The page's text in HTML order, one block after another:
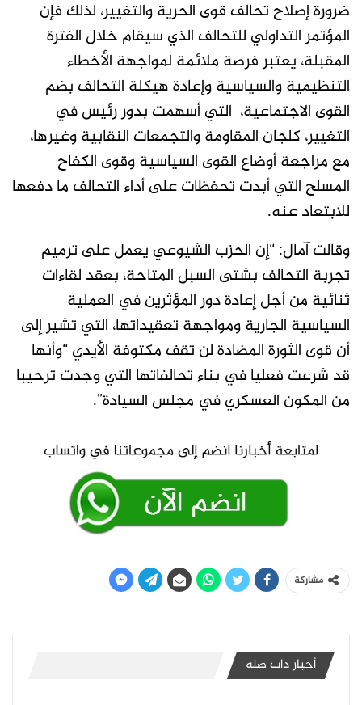
ضرورة إصلاح تحالف قوى الحرية والتغيير، لذلك فإن
المؤتمر التداولي للتحالف الذي سيقام خلال الفترة
المقبلة، يعتبر فرصة ملائمة لمواجهة الأخطاء
التنظيمية والسياسية وإعادة هيكلة التحالف بضم
القوى الاجتماعية، التي أسهمت بدور رئيس في
التغيير، كلجان المقاومة والتجمعات النقابية وغيرها،
مع مراجعة أوضاع القوى السياسية وقوى الكفاح
المسلح التي أبدت تحفظات على أداء التحالف ما دفعها
للابتعاد عنه.
وقالت آمال: “إن الحزب الشيوعي يعمل على ترميم
تجربة التحالف بشتى السبل المتاحة، بعقد لقاءات
ثنائية من أجل إعادة دور المؤثرين في العملية
السياسية الجارية ومواجهة تعقيداتها، التي تشير إلى
أن قوى الثورة المضادة لن تقف مكتوفة الأيدي “وأنها
قد شرعت فعليا في بناء تحالفاتها التي وجدت ترحيبا
من المكون العسكري في مجلس السيادة”.
مشاركة
أخبار ذات صلة